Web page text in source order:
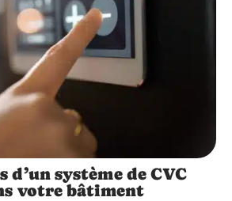
d’un système de CVC
votre bâtiment